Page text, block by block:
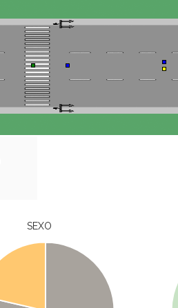
SEXO